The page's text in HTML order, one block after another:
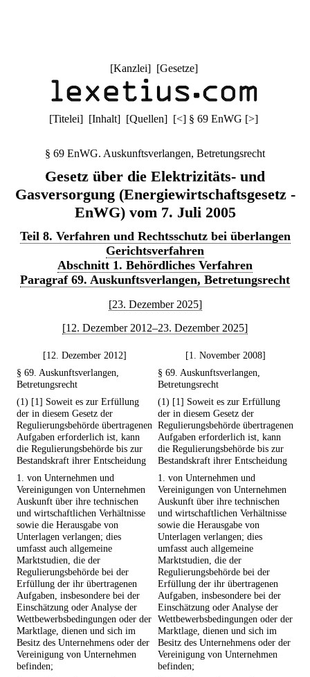
[Kanzlei] [Gesetze]
[Titelei] [Inhalt] [Quellen] [<] § 69 EnWG [>]
§ 69 EnWG. Auskunftsverlangen, Betretungsrecht
Gesetz über die Elektrizitäts- und
Gasversorgung (Energiewirtschaftsgesetz -
EnWG) vom 7. Juli 2005
Teil 8. Verfahren und Rechtsschutz bei überlangen
Gerichtsverfahren
Abschnitt 1. Behördliches Verfahren
Paragraf 69. Auskunftsverlangen, Betretungsrecht
[23. Dezember 2025]
[12. Dezember 2012–23. Dezember 2025]
[12. Dezember 2012]
[1. November 2008]
§ 69. Auskunftsverlangen,
Betretungsrecht
§ 69. Auskunftsverlangen,
Betretungsrecht
(1) [1] Soweit es zur Erfüllung
der in diesem Gesetz der
Regulierungsbehörde übertragenen
Aufgaben erforderlich ist, kann
die Regulierungsbehörde bis zur
Bestandskraft ihrer Entscheidung
(1) [1] Soweit es zur Erfüllung
der in diesem Gesetz der
Regulierungsbehörde übertragenen
Aufgaben erforderlich ist, kann
die Regulierungsbehörde bis zur
Bestandskraft ihrer Entscheidung
1. von Unternehmen und
Vereinigungen von Unternehmen
Auskunft über ihre technischen
und wirtschaftlichen Verhältnisse
sowie die Herausgabe von
Unterlagen verlangen; dies
umfasst auch allgemeine
Marktstudien, die der
Regulierungsbehörde bei der
Erfüllung der ihr übertragenen
Aufgaben, insbesondere bei der
Einschätzung oder Analyse der
Wettbewerbsbedingungen oder der
Marktlage, dienen und sich im
Besitz des Unternehmens oder der
Vereinigung von Unternehmen
befinden;
1. von Unternehmen und
Vereinigungen von Unternehmen
Auskunft über ihre technischen
und wirtschaftlichen Verhältnisse
sowie die Herausgabe von
Unterlagen verlangen; dies
umfasst auch allgemeine
Marktstudien, die der
Regulierungsbehörde bei der
Erfüllung der ihr übertragenen
Aufgaben, insbesondere bei der
Einschätzung oder Analyse der
Wettbewerbsbedingungen oder der
Marktlage, dienen und sich im
Besitz des Unternehmens oder der
Vereinigung von Unternehmen
befinden;